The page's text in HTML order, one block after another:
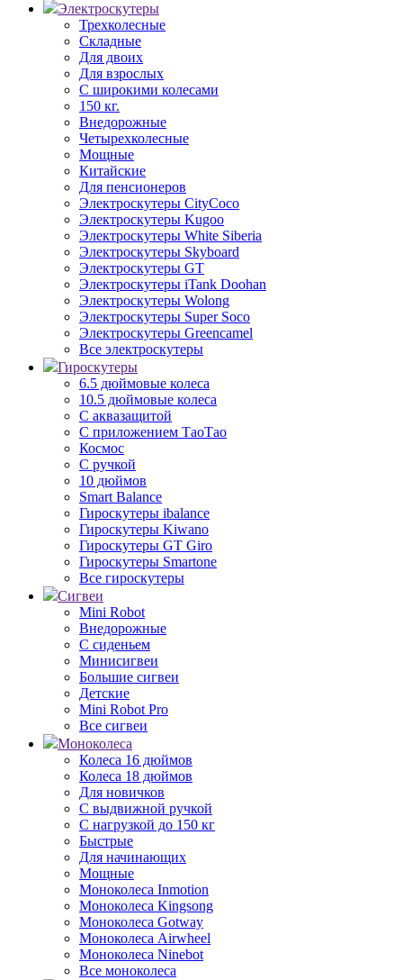
Электроскутеры
Трехколесные
Складные
Для двоих
Для взрослых
С широкими колесами
150 кг.
Внедорожные
Четырехколесные
Мощные
Китайские
Для пенсионеров
Электроскутеры CityCoco
Электроскутеры Kugoo
Электроскутеры White Siberia
Электроскутеры Skyboard
Электроскутеры GT
Электроскутеры iTank Doohan
Электроскутеры Wolong
Электроскутеры Super Soco
Электроскутеры Greencamel
Все электроскутеры
Гироскутеры
6.5 дюймовые колеса
10.5 дюймовые колеса
С аквазащитой
С приложением ТаоТао
Космос
С ручкой
10 дюймов
Smart Balance
Гироскутеры ibalance
Гироскутеры Kiwano
Гироскутеры GT Giro
Гироскутеры Smartone
Все гироскутеры
Сигвеи
Mini Robot
Внедорожные
С сиденьем
Минисигвеи
Большие сигвеи
Детские
Mini Robot Pro
Все сигвеи
Моноколеса
Колеса 16 дюймов
Колеса 18 дюймов
Для новичков
С выдвижной ручкой
С нагрузкой до 150 кг
Быстрые
Для начинающих
Мощные
Моноколеса Inmotion
Моноколеса Kingsong
Моноколеса Gotway
Моноколеса Airwheel
Моноколеса Ninebot
Все моноколеса